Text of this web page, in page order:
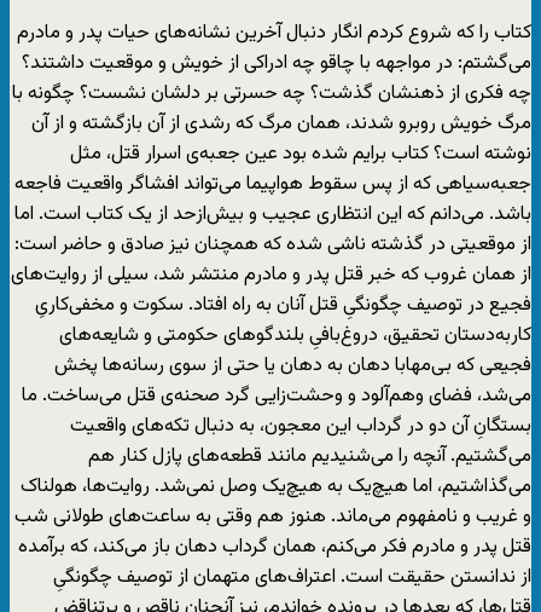
کتاب را که شروع کردم انگار دنبال آخرین نشانه‌های حیات پدر و مادرم
می‌گشتم: در مواجهه با چاقو چه ادراکی از خویش و موقعیت داشتند؟
چه فکری از ذهنشان گذشت؟ چه حسرتی بر دلشان نشست؟ چگونه با
مرگ خویش روبرو شدند، همان مرگ که رشدی از آن بازگشته و از آن
نوشته است؟ کتاب برایم شده بود عین جعبه‌ی اسرار قتل، مثل
جعبه‌سیاهی که از پس سقوط هواپیما می‌تواند افشاگر واقعیت فاجعه
باشد. می‌دانم که این انتظاری عجیب و بیش‌ازحد از یک کتاب است. اما
از موقعیتی در گذشته ناشی شده که همچنان نیز صادق و حاضر است:
از همان غروب که خبر قتل پدر و مادرم منتشر شد، سیلی از روایت‌های
فجیع در توصیف چگونگیِ قتل آنان به راه افتاد. سکوت و مخفی‌کاریِ
کاربه‌دستان تحقیق، دروغ‌بافیِ‌ بلندگوهای حکومتی و شایعه‌های
فجیعی که بی‌مهابا دهان به دهان یا حتی از سوی رسانه‌ها پخش
می‌شد، فضای وهم‌آلود و وحشت‌زایی گرد صحنه‌ی قتل می‌ساخت. ما
بستگانِ آن دو در گرداب این معجون، به دنبال تکه‌های واقعیت
می‌گشتیم. آنچه را می‌شنیدیم مانند قطعه‌های پازل کنار هم
می‌گذاشتیم، اما هیچ‌یک به هیچ‌یک وصل نمی‌شد. روایت‌ها، هولناک
و غریب و نامفهوم می‌ماند. هنوز هم وقتی به ساعت‌های طولانی شب
قتل پدر و مادرم فکر می‌کنم، همان گرداب دهان باز می‌کند، که برآمده
از ندانستن حقیقت است. اعتراف‌های متهمان از توصیف چگونگیِ